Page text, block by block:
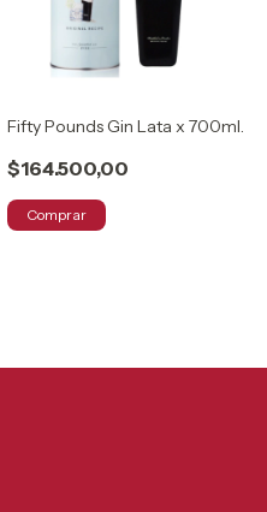
Fifty Pounds Gin Lata x 700ml.
$164.500,00
Comprar